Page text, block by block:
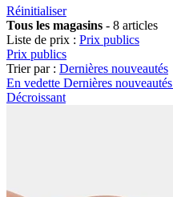
Réinitialiser
Tous les magasins - 8 articles
Liste de prix : Prix publics
Prix publics
Trier par : Dernières nouveautés
En vedette Dernières nouveautés
Décroissant